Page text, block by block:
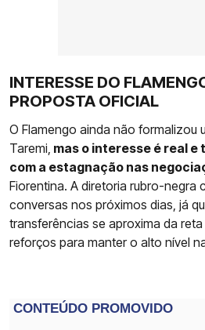
INTERESSE DO
PROPOSTA OFICIAL
O Flamengo ainda não formalizou
Taremi, mas o interesse é real
com a estagnação nas
Fiorentina. A diretoria rubro-negra
conversas nos próximos dias, já
transferências se aproxima da
reforços para manter o alto nível